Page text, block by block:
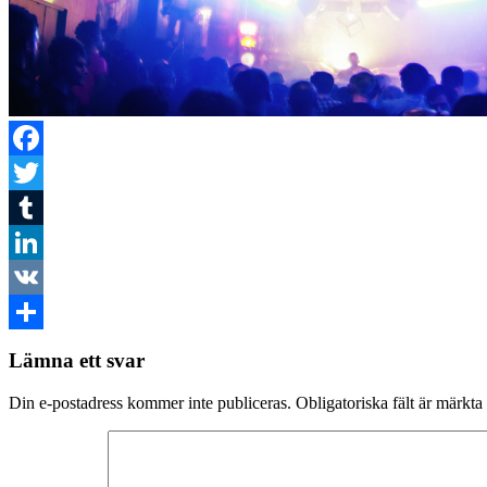
Facebook
Twitter
Tumblr
LinkedIn
VK
Lämna ett svar
Din e-postadress kommer inte publiceras. Obligatoriska fält är märkta